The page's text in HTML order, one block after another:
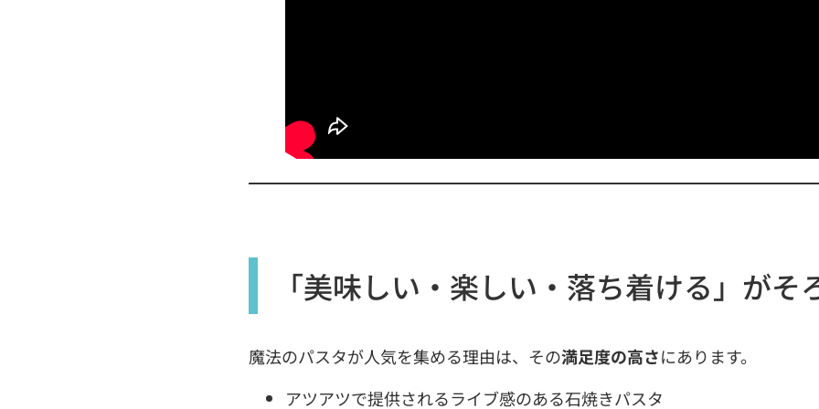
「美味しい・楽しい・落ち着ける」がそ
魔法のパスタが人気を集める理由は、その満足度の高さにあります。
アツアツで提供されるライブ感のある石焼きパスタ